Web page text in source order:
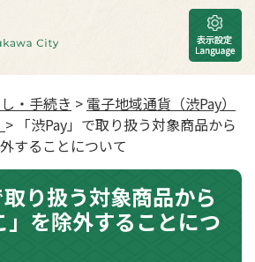
・手続き > 電子地域通貨（渋Pay）
> 「渋Pay」で取り扱う対象商品から
することについて
取り扱う対象商品から
」を除外することにつ